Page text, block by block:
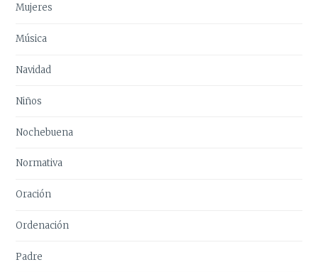
Mujeres
Música
Navidad
Niños
Nochebuena
Normativa
Oración
Ordenación
Padre